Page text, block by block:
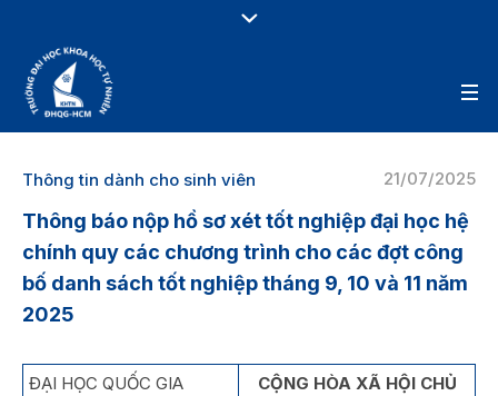
21/07/2025
Thông tin dành cho sinh viên
Thông báo nộp hồ sơ xét tốt nghiệp đại học hệ
chính quy các chương trình cho các đợt công
bố danh sách tốt nghiệp tháng 9, 10 và 11 năm
2025
ĐẠI HỌC QUỐC GIA
CỘNG HÒA XÃ HỘI CHỦ